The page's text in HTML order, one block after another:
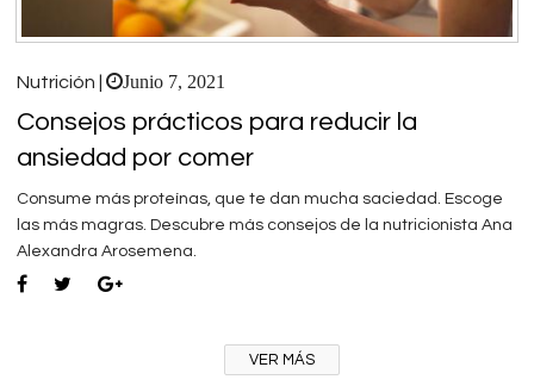
Nutrición | Junio 7, 2021
Consejos prácticos para reducir la
ansiedad por comer
Consume más proteínas, que te dan mucha saciedad. Escoge
las más magras. Descubre más consejos de la nutricionista Ana
Alexandra Arosemena.
VER MÁS